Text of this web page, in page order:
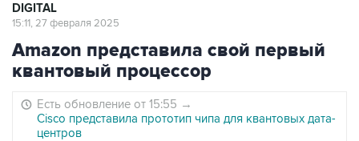
DIGITAL
15:11, 27 февраля 2025
Amazon представила свой первый
квантовый процессор
Есть обновление от 15:55 →
Cisco представила прототип чипа для квантовых дата-
центров